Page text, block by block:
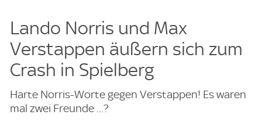
Lando Norris und Max
Verstappen äußern sich zum
Crash in Spielberg
Harte Norris-Worte gegen Verstappen! Es waren
mal zwei Freunde ...?